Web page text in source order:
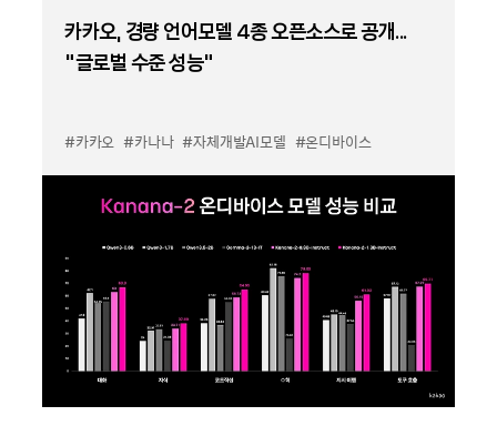
카카오, 경량 언어모델 4종 오픈소스로 공개...
“글로벌 수준 성능”
#카카오 #카나나 #자체개발AI모델 #온디바이스